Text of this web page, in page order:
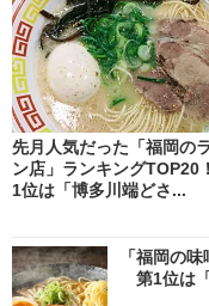
先月人気だった「福岡の
ン店」ランキング
1位は「博多川端どさ...
「福岡の
第1位は